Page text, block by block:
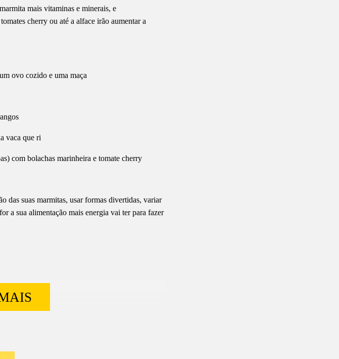
mais vitaminas e minerais, e
cherry ou até a alface irão aumentar a
ovo cozido e uma maça
vaca que ri
com bolachas marinheira e tomate cherry
das suas marmitas, usar formas divertidas, variar
a sua alimentação mais energia vai ter para fazer